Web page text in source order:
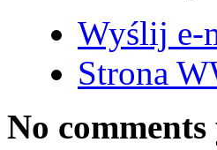
Wyślij e-
Strona
No comments